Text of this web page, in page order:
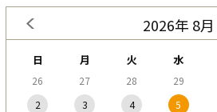
2026年 8月
日 月 火 水
26 27 28 29
2
3 4 5